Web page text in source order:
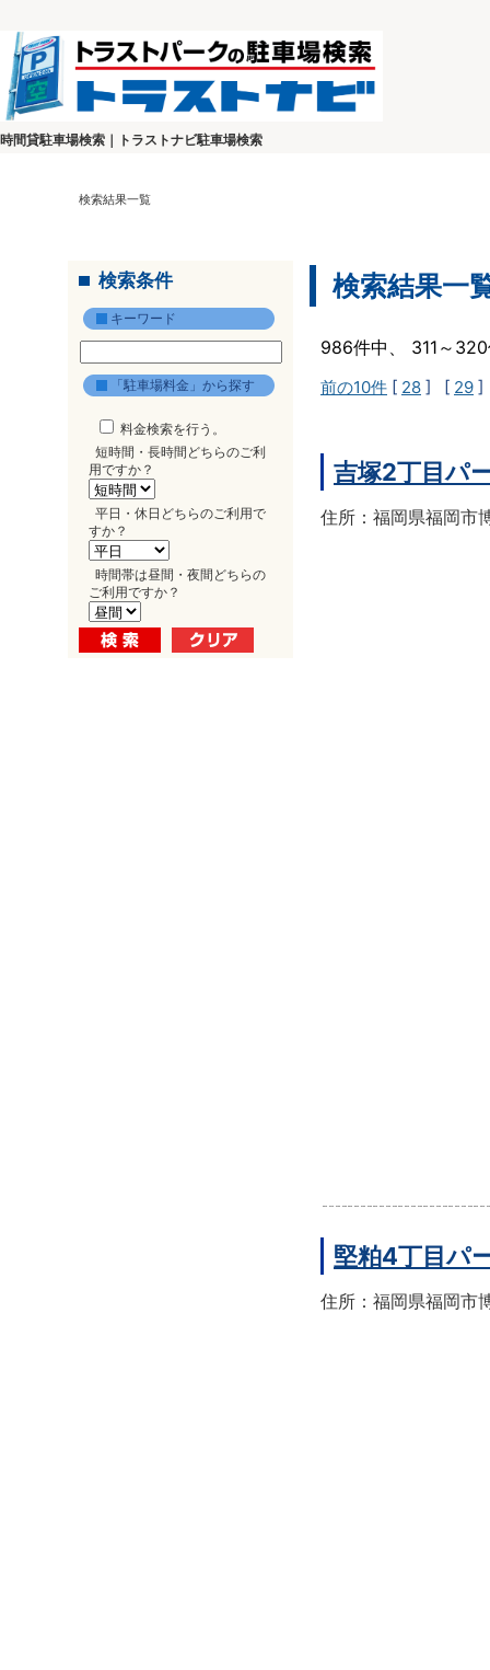
時間貸駐車場検索｜トラストナビ駐車場検索
検索結果一覧
検索条件
キーワード
「駐車場料金」から探す
料金検索を行う。
短時間・長時間どちらのご利
用ですか？
平日・休日どちらのご利用で
すか？
時間帯は昼間・夜間どちらの
ご利用ですか？
検索結果一
986件中、 311～
前の10件 [ 28 ] [ 29
吉塚2丁目パ
住所：福岡県福岡市
堅粕4丁目パ
住所：福岡県福岡市